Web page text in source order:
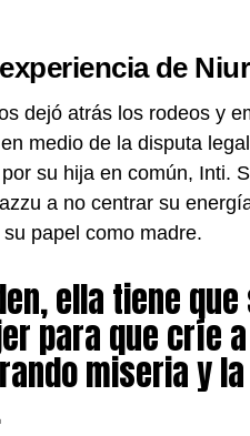
de
dejó atrás los rodeos y
medio de la disputa
su hija en común, Inti.
a no centrar su
papel como madre.
ella tiene
para que críe
miseria y la